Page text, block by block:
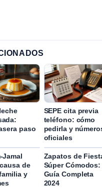
paso
SEPE cita previa
teléfono: cómo
pedirla y
oficiales
Jamal
de
y
Zapatos de
Súper Cómodos:
Guía Completa
2024